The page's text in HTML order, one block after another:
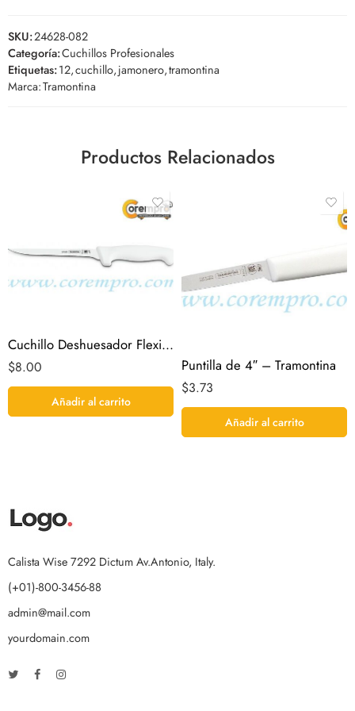
SKU:24628-082
Categoría:Cuchillos Profesionales
Etiquetas:12,cuchillo,jamonero,tramontina
Marca:Tramontina
Productos Relacionados
Cuchillo Deshuesador Flexible de 7″ – Tramontina
$8.00
Añadir al carrito
Puntilla de 4″ – Tramontina
$3.73
Añadir al carrito
Calista Wise 7292 Dictum Av.Antonio, Italy.
(+01)-800-3456-88
admin@mail.com
yourdomain.com